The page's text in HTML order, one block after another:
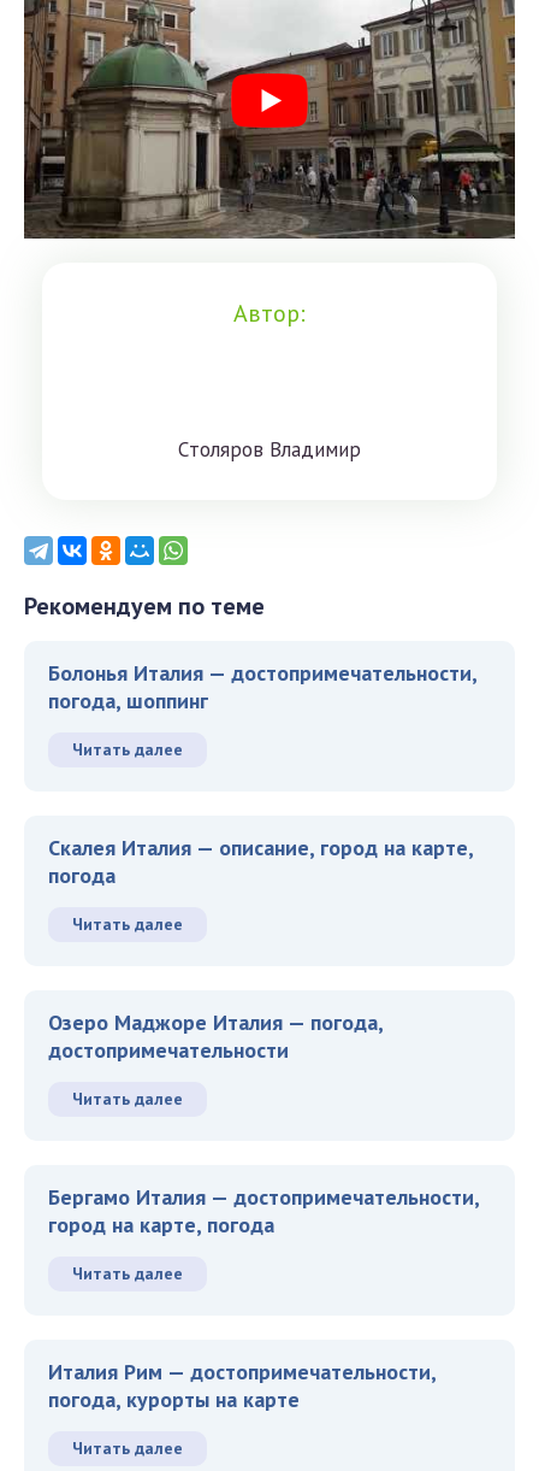
Автор:
Cтoлярoв Влaдимиp
Рекомендуем по теме
Болонья Италия — достопримечательности,
погода, шоппинг
Читать далее
Скалея Италия — описание, город на карте,
погода
Читать далее
Озеро Маджоре Италия — погода,
достопримечательности
Читать далее
Бергамо Италия — достопримечательности,
город на карте, погода
Читать далее
Италия Рим — достопримечательности,
погода, курорты на карте
Читать далее